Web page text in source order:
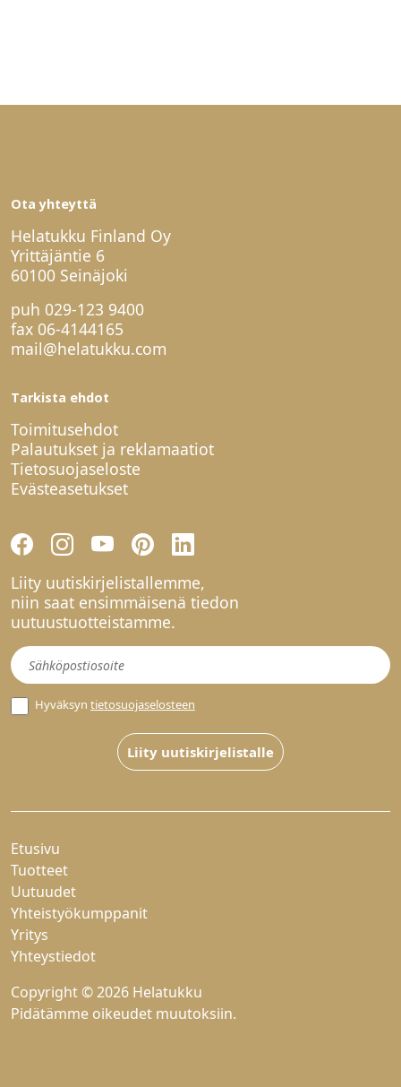
Ota yhteyttä
Helatukku Finland Oy
Yrittäjäntie 6
60100 Seinäjoki
puh 029-123 9400
fax 06-4144165
mail@helatukku.com
Tarkista ehdot
Toimitusehdot
Palautukset ja reklamaatiot
Tietosuojaseloste
Evästeasetukset
Liity uutiskirjelistallemme,
niin saat ensimmäisenä tiedon
uutuustuotteistamme.
Uutiskirje
Hyväksyn tietosuojaselosteen
Liity uutiskirjelistalle
Etusivu
Tuotteet
Uutuudet
Yhteistyökumppanit
Yritys
Yhteystiedot
Copyright © 2026 Helatukku
Pidätämme oikeudet muutoksiin.